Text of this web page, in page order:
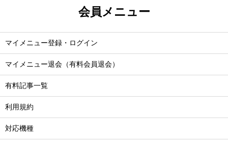
会員メニュー
マイメニュー登録・ログイン
マイメニュー退会（有料会員退会）
有料記事一覧
利用規約
対応機種